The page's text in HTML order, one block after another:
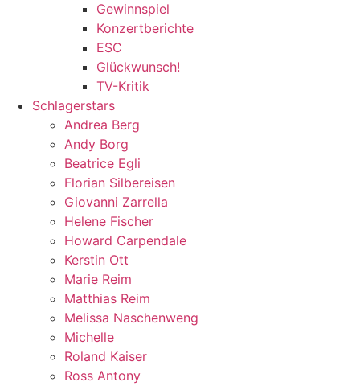
Gewinnspiel
Konzertberichte
ESC
Glückwunsch!
TV-Kritik
Schlagerstars
Andrea Berg
Andy Borg
Beatrice Egli
Florian Silbereisen
Giovanni Zarrella
Helene Fischer
Howard Carpendale
Kerstin Ott
Marie Reim
Matthias Reim
Melissa Naschenweng
Michelle
Roland Kaiser
Ross Antony